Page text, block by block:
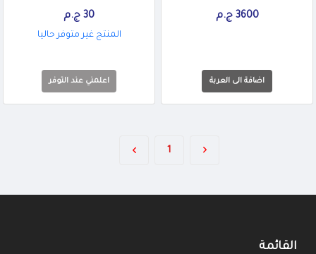
3600 ج.م 30 ج.م
المنتج غير متوفر حاليا
اعلمني عند التوفر
1
القائمة